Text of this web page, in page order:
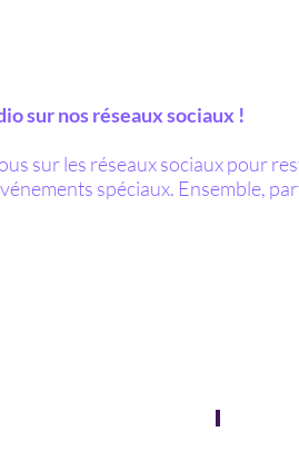
sur nos réseaux sociaux !
sur les réseaux sociaux pour
spéciaux. Ensemble,